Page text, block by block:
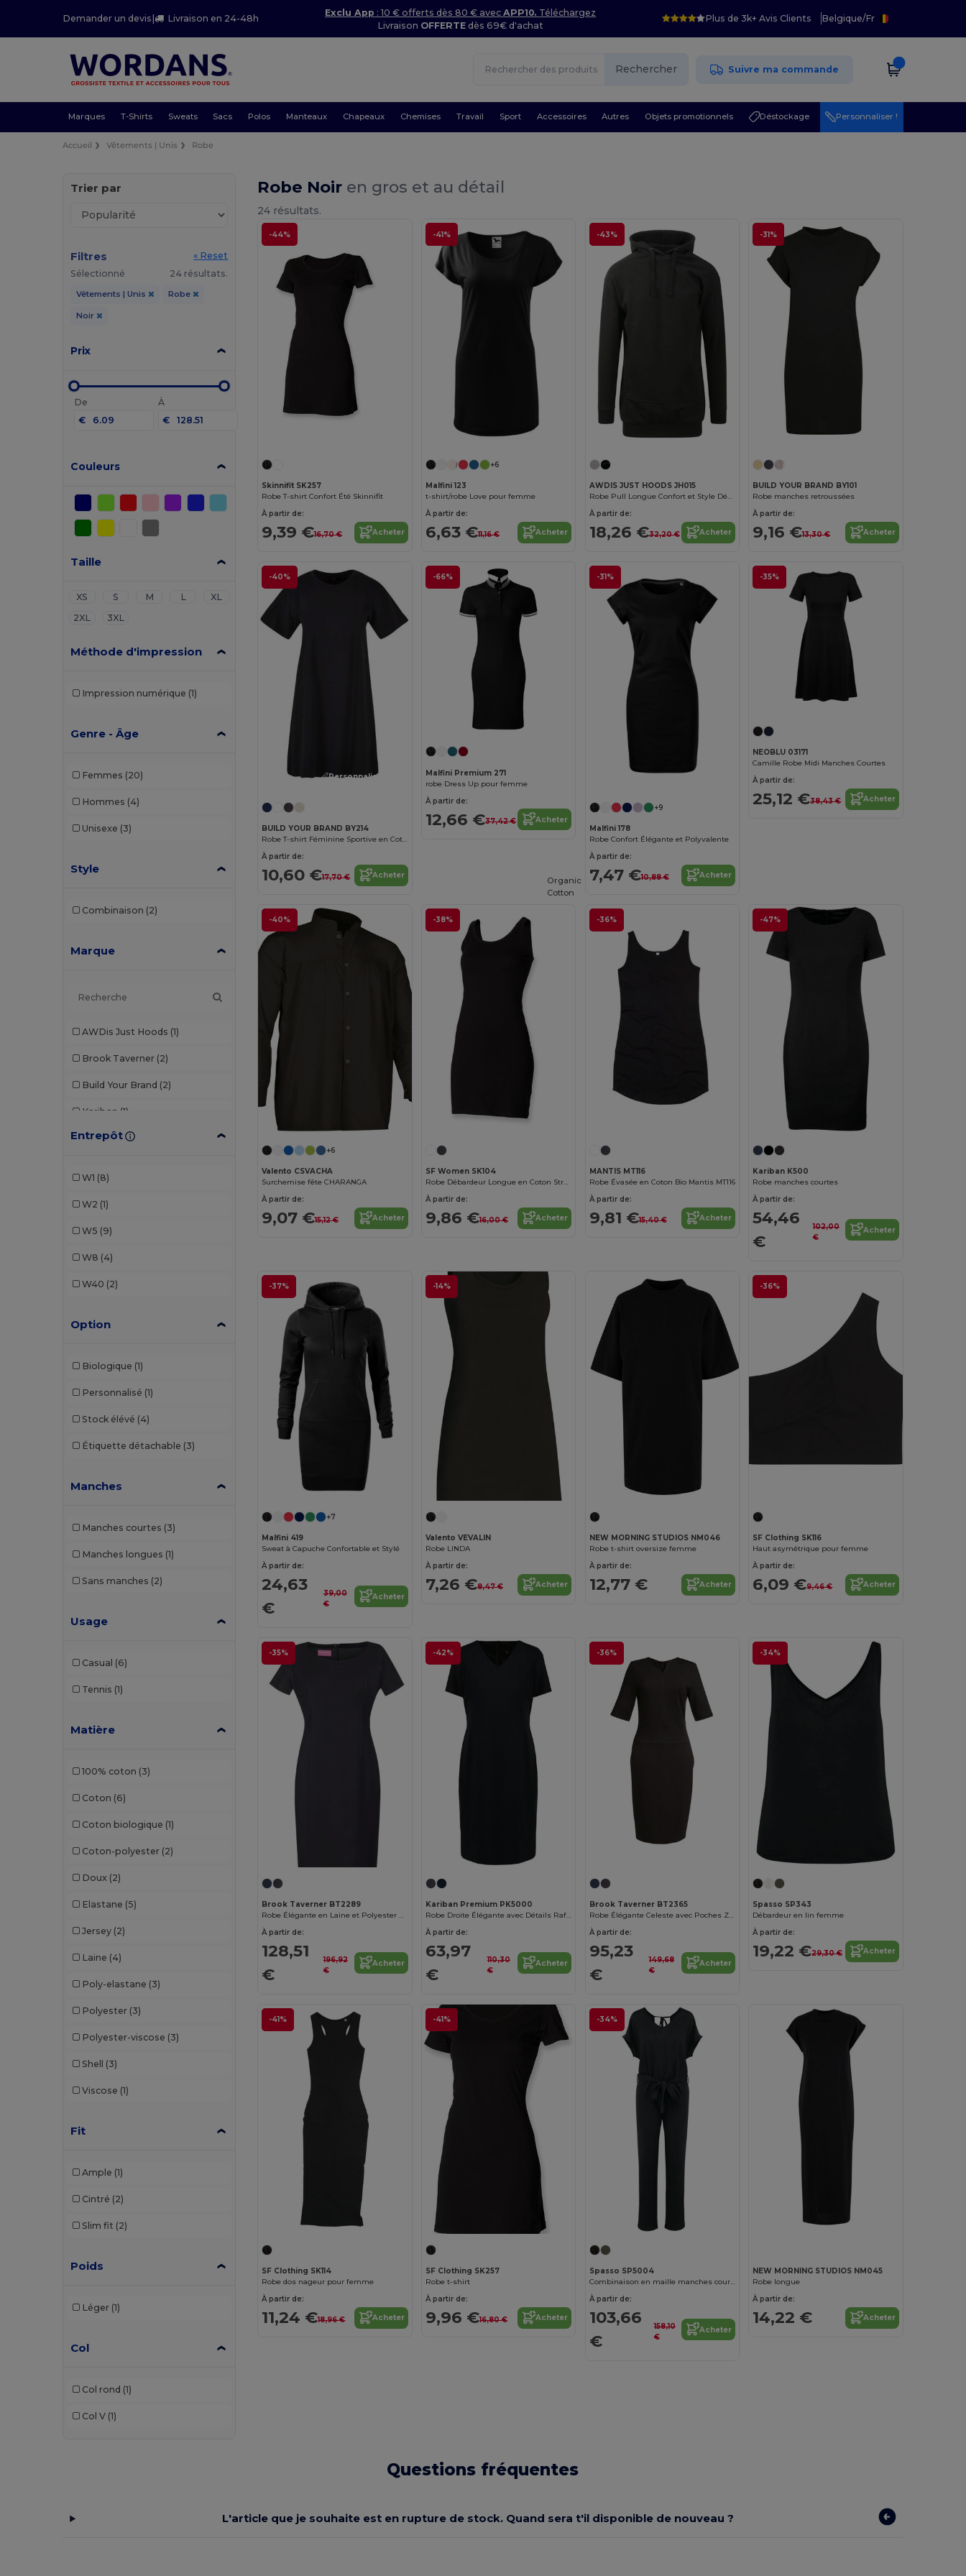
Demander un devis | Livraison en 24-48h
Exclu App : 10 € offerts dès 80 € avecAPP10. Téléchargez
Livraison OFFERTE dès 69€ d'achat
Plus de 3k+ Avis Clients Belgique/Fr
Rechercher Suivre ma commande
Marques T-Shirts Sweats Sacs Polos Manteaux Chapeaux Chemises Travail Sport Accessoires Autres Objets promotionnels Déstockage Personnaliser !
Accueil Vêtements | Unis Robe
Trier par
Filtres
« Reset
Sélectionné
24 résultats.
Vêtements | Unis Robe
Noir
Prix
De
€
À
€
Couleurs
Taille
XS S M L
XL
2XL
3XL
Méthode d'impression
Impression numérique (1)
Genre - Âge
Femmes (20)
Hommes (4)
Unisexe (3)
Style
Combinaison (2)
Marque
AWDis Just Hoods (1)
Brook Taverner (2)
Build Your Brand (2)
Kariban (1)
Kariban Premium
SF Women
Entrepôt
W1 (8)
W2 (1)
W5 (9)
W8 (4)
W40 (2)
Option
Biologique (1)
Personnalisé (1)
Stock élévé (4)
Étiquette détachable (3)
Manches
Manches courtes (3)
Manches longues (1)
Sans manches (2)
Usage
Casual (6)
Tennis (1)
Matière
100% coton (3)
Coton (6)
Coton biologique (1)
Coton-polyester (2)
Doux (2)
Elastane (5)
Jersey (2)
Laine (4)
Poly-elastane (3)
Polyester (3)
Polyester-viscose (3)
Shell (3)
Viscose (1)
Fit
Ample (1)
Cintré (2)
Slim fit (2)
Poids
Léger (1)
Col
Col rond (1)
Col V (1)
Robe Noir en gros et au détail
24 résultats.
-44%
Skinnifit SK257
Robe T-shirt Confort Été Skinnifit
À partir de:
9,39 €16,70 € Acheter
-41%
+6
Malfini 123
t-shirt/robe Love pour femme
À partir de:
6,63 €11,16 € Acheter
-43%
AWDIS JUST HOODS JH015
Robe Pull Longue Confort et Style Décontracté
À partir de:
18,26 €32,20 € Acheter
-31%
BUILD YOUR BRAND BY101
Robe manches retroussées
À partir de:
9,16 €13,30 € Acheter
-40%
Personnalisez-le !
BUILD YOUR BRAND BY214
Robe T-shirt Féminine Sportive en Coton Jersey
À partir de:
10,60 €17,70 € Acheter
-66%
Malfini Premium 271
robe Dress Up pour femme
À partir de:
12,66 €37,42 € Acheter
-31%
+9
Malfini 178
Robe Confort Élégante et Polyvalente
À partir de:
7,47 €10,88 € Acheter
-35%
NEOBLU 03171
Camille Robe Midi Manches Courtes
À partir de:
25,12 €38,43 € Acheter
-40%
+6
Valento CSVACHA
Surchemise fête CHARANGA
À partir de:
9,07 €15,12 € Acheter
-38%
SF Women SK104
Robe Débardeur Longue en Coton Stretch Confortable
À partir de:
9,86 €16,00 € Acheter
-36%
Organic
Cotton
MANTIS MT116
Robe Évasée en Coton Bio Mantis MT116
À partir de:
9,81 €15,40 € Acheter
-47%
Kariban K500
Robe manches courtes
À partir de:
54,46
€
102,00
€
Acheter
-37%
+7
Malfini 419
Sweat à Capuche Confortable et Stylé
À partir de:
24,63
€
39,00
€
Acheter
-14%
Valento VEVALIN
Robe LINDA
À partir de:
7,26 €8,47 € Acheter
NEW MORNING STUDIOS NM046
Robe t-shirt oversize femme
À partir de:
12,77 € Acheter
-36%
SF Clothing SK116
Haut asymétrique pour femme
À partir de:
6,09 €9,46 € Acheter
-35%
Brook Taverner BT2289
Robe Élégante en Laine et Polyester Résistante
À partir de:
128,51
€
196,92
€
Acheter
-42%
Kariban Premium PK5000
Robe Droite Élégante avec Détails Raffinés
À partir de:
63,97
€
110,30
€
Acheter
-36%
Brook Taverner BT2365
Robe Élégante Celeste avec Poches Zippées
À partir de:
95,23
€
149,68
€
Acheter
-34%
Spasso SP343
Débardeur en lin femme
À partir de:
19,22 €29,30 € Acheter
-41%
SF Clothing SK114
Robe dos nageur pour femme
À partir de:
11,24 €18,96 € Acheter
-41%
SF Clothing SK257
Robe t-shirt
À partir de:
9,96 €16,80 € Acheter
-34%
Spasso SP5004
Combinaison en maille manches courtes en lin femme
À partir de:
103,66
€
158,10
€
Acheter
NEW MORNING STUDIOS NM045
Robe longue
À partir de:
14,22 € Acheter
Questions fréquentes
L'article que je souhaite est en rupture de stock. Quand sera t'il disponible de nouveau ?